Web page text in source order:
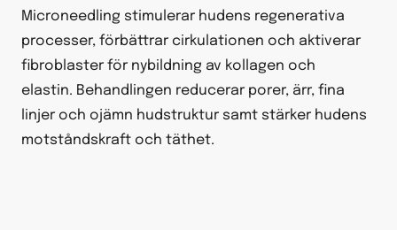
Microneedling stimulerar hudens regenerativa
processer, förbättrar cirkulationen och aktiverar
fibroblaster för nybildning av kollagen och
elastin. Behandlingen reducerar porer, ärr, fina
linjer och ojämn hudstruktur samt stärker hudens
motståndskraft och täthet.